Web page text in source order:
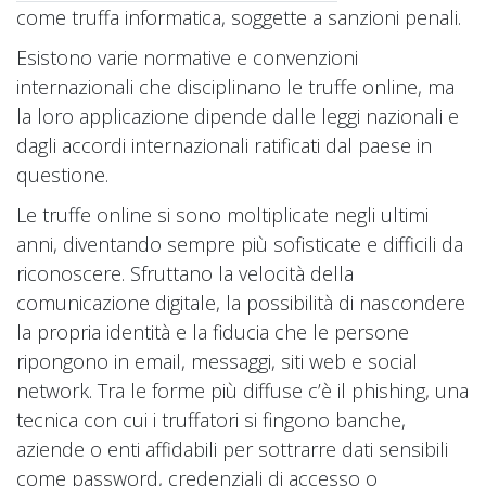
come truffa informatica, soggette a sanzioni penali.
Esistono varie normative e convenzioni
internazionali che disciplinano le truffe online, ma
la loro applicazione dipende dalle leggi nazionali e
dagli accordi internazionali ratificati dal paese in
questione.
Le truffe online si sono moltiplicate negli ultimi
anni, diventando sempre più sofisticate e difficili da
riconoscere. Sfruttano la velocità della
comunicazione digitale, la possibilità di nascondere
la propria identità e la fiducia che le persone
ripongono in email, messaggi, siti web e social
network. Tra le forme più diffuse c’è il phishing, una
tecnica con cui i truffatori si fingono banche,
aziende o enti affidabili per sottrarre dati sensibili
come password, credenziali di accesso o